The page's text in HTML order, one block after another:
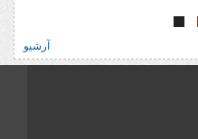
آرشیو